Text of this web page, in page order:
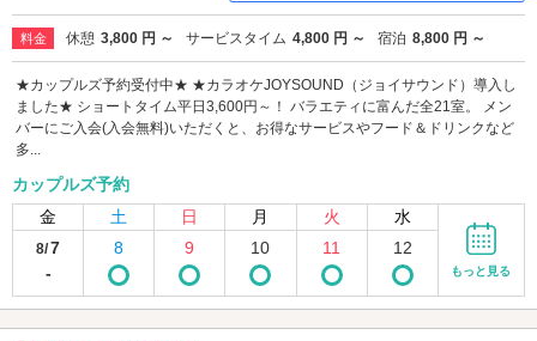
料金 休憩 3,800 円 ～ サービスタイム 4,800 円 ～ 宿泊 8,800 円 ～
★カップルズ予約受付中★ ★カラオケJOYSOUND（ジョイサウンド）導入し
ました★ ショートタイム平日3,600円～！ バラエティに富んだ全21室。 メン
バーにご入会(入会無料)いただくと、お得なサービスやフード＆ドリンクなど
多...
カップルズ予約
金
土 日 月 火 水
8/7
-
8 9 10 11 12
もっと見る